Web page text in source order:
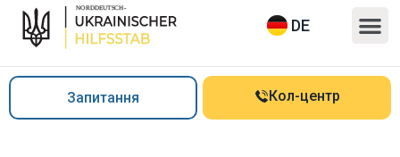
DE
Запитання Кол-центр